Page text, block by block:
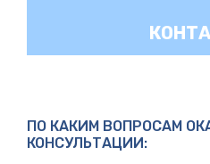
ПО КАКИМ ВОПРОСАМ
КОНСУЛЬТАЦИИ: